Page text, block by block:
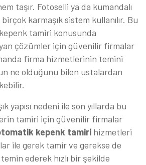
taşır. Fotoselli ya da kumandalı
karmaşık sistem kullanılır. Bu
tamiri konusunda
çözümler için güvenilir firmalar
firma hizmetlerinin temini
ne olduğunu bilen ustalardan
yapısı nedeni ile son yıllarda bu
tamiri için güvenilir firmalar
kepenk tamiri hizmetleri
ile gerek tamir ve gerekse de
ederek hızlı bir şekilde